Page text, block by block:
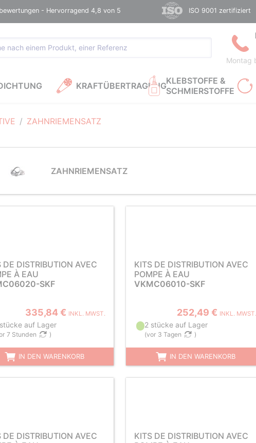
- Hervorragend 4,8 von 5 ISO 9001 zertifiziert
Montag
KRAFTÜBERTRAGUNGKLEBSTOFFE &
SCHMIERSTOFFE
ZAHNRIEMENSATZ
ZAHNRIEMENSATZ
DE DISTRIBUTION AVEC
À EAU
SKF
335,84 € INKL. MWST.
auf Lager
7 Stunden )
IN DEN WARENKORB
KITS DE DISTRIBUTION AVEC
POMPE À EAU
VKMC06010-SKF
252,49 € INKL. MWST.
2 stücke auf Lager
(vor 3 Tagen )
IN DEN WARENKORB
DE DISTRIBUTION AVEC
KITS DE DISTRIBUTION AVEC